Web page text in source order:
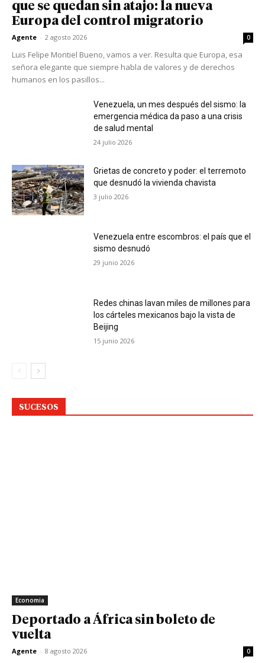
que se quedan sin atajo: la nueva
Europa del control migratorio
Agente - 2 agosto 2026 0
Luis Felipe Montiel Bueno, vamos a ver. Resulta que Europa, esa
señora elegante que siempre habla de valores y de derechos
humanos en los pasillos...
Venezuela, un mes después del sismo: la
emergencia médica da paso a una crisis
de salud mental
24 julio 2026
Grietas de concreto y poder: el terremoto
que desnudó la vivienda chavista
3 julio 2026
Venezuela entre escombros: el país que el
sismo desnudó
29 junio 2026
Redes chinas lavan miles de millones para
los cárteles mexicanos bajo la vista de
Beijing
15 junio 2026
SUCESOS
Economia
Deportado a África sin boleto de
vuelta
Agente - 8 agosto 2026 0